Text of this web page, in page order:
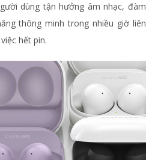
dùng tận hưởng âm nhạc, đàm
thông minh trong nhiều giờ liên
hết pin.